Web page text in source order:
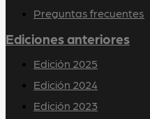
Preguntas frecuentes
Ediciones anteriores
Edición 2025
Edición 2024
Edición 2023